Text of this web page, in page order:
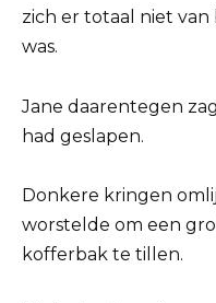
zich er totaal niet
was.
Jane daarentegen
had geslapen.
Donkere kringen
worstelde om een
kofferbak te tillen.